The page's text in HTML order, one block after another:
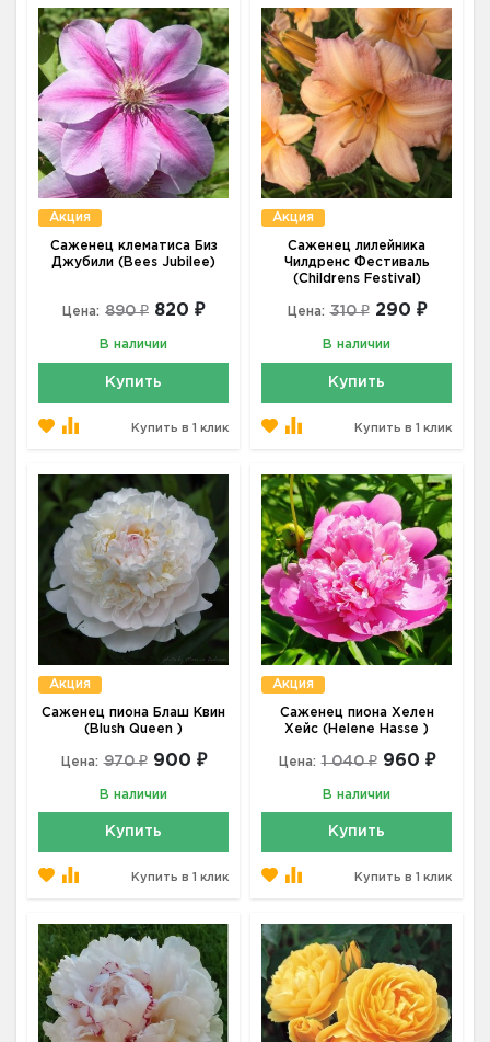
Акция
Саженец клематиса Биз
Джубили (Bees Jubilee)
Цена: 890 ₽ 820 ₽
В наличии
Купить
Купить в 1 клик
Акция
Саженец лилейника
Чилдренс Фестиваль
(Сhildrens Festival)
Цена: 310 ₽ 290 ₽
В наличии
Купить
Купить в 1 клик
Акция
Саженец пиона Блаш Квин
(Blush Queen )
Цена: 970 ₽ 900 ₽
В наличии
Купить
Купить в 1 клик
Акция
Саженец пиона Хелен
Хейс (Helene Hasse )
Цена: 1 040 ₽ 960 ₽
В наличии
Купить
Купить в 1 клик